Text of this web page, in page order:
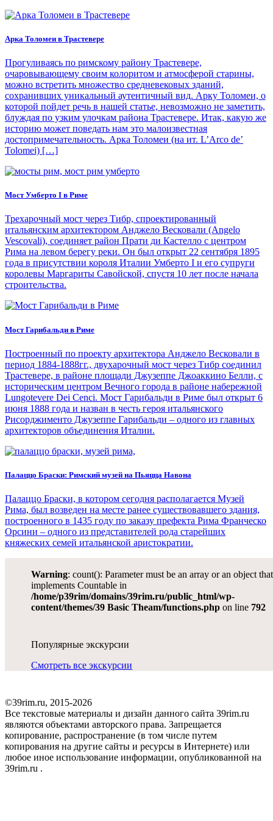
Арка Толомеи в Трастевере
Прогуливаясь по римскому району Трастевере,
очаровывающему своим колоритом и атмосферой старины,
можно встретить множество средневековых зданий,
сохранивших уникальный аутентичный вид. Арку Толомеи, о
которой пойдет речь в нашей статье, невозможно не заметить,
блуждая по узким улочкам района Трастевере. Итак, какую же
историю может поведать нам это малоизвестная
достопримечательность. Арка Толомеи (на ит. L’Arco de’
Tolomei) […]
Мост Умберто I в Риме
Трехарочный мост через Тибр, спроектированный
итальянским архитектором Анджело Весковали (Angelo
Vescovali), соединяет район Прати ди Кастелло с центром
Рима на левом берегу реки. Он был открыт 22 сентября 1895
года в присутствии короля Италии Умберто I и его супруги
королевы Маргариты Савойской, спустя 10 лет после начала
строительства.
Мост Гарибальди в Риме
Построенный по проекту архитектора Анджело Весковали в
период 1884-1888гг., двухарочный мост через Тибр соединил
Трастевере, в районе площади Джузеппе Джоаккино Белли, с
историческим центром Вечного города в районе набережной
Lungotevere Dei Cenci. Мост Гарибальди в Риме был открыт 6
июня 1888 года и назван в честь героя итальянского
Рисорджименто Джузеппе Гарибальди – одного из главных
архитекторов объединения Италии.
Палаццо Браски: Римский музей на Пьяцца Навона
Палаццо Браски, в котором сегодня располагается Музей
Рима, был возведен на месте ранее существовавшего здания,
построенного в 1435 году по заказу префекта Рима Франческо
Орсини – одного из представителей рода старейших
княжеских семей итальянской аристократии.
Warning: count(): Parameter must be an array or an object that
implements Countable in
/home/p39rim/domains/39rim.ru/public_html/wp-
content/themes/39 Basic Theam/functions.php on line 792
Популярные экскурсии
Смотреть все экскурсии
©39rim.ru, 2015-2026
Все текстовые материалы и дизайн данного сайта 39rim.ru
являются объектами авторского права. Запрещается
копирование, распространение (в том числе путем
копирования на другие сайты и ресурсы в Интернете) или
любое иное использование информации, опубликованной на
39rim.ru .